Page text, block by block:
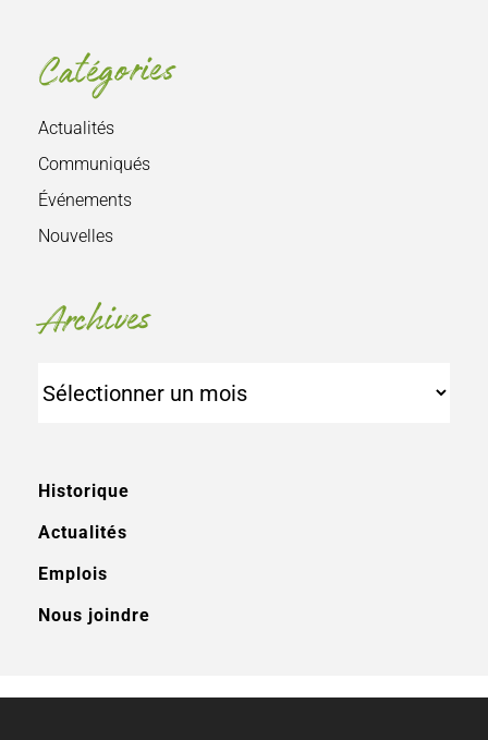
Catégories
Actualités
Communiqués
Événements
Nouvelles
Archives
Historique
Actualités
Emplois
Nous joindre